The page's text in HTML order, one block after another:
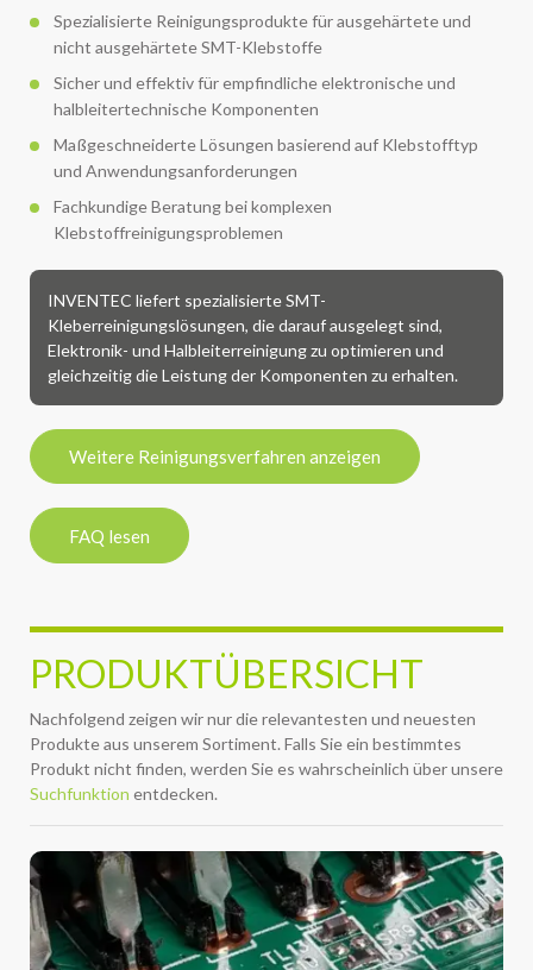
Spezialisierte Reinigungsprodukte für ausgehärtete und
nicht ausgehärtete SMT-Klebstoffe
Sicher und effektiv für empfindliche elektronische und
halbleitertechnische Komponenten
Maßgeschneiderte Lösungen basierend auf Klebstofftyp
und Anwendungsanforderungen
Fachkundige Beratung bei komplexen
Klebstoffreinigungsproblemen
INVENTEC liefert spezialisierte SMT-
Kleberreinigungslösungen, die darauf ausgelegt sind,
Elektronik- und Halbleiterreinigung zu optimieren und
gleichzeitig die Leistung der Komponenten zu erhalten.
Weitere Reinigungsverfahren anzeigen
FAQ lesen
PRODUKTÜBERSICHT
Nachfolgend zeigen wir nur die relevantesten und neuesten
Produkte aus unserem Sortiment. Falls Sie ein bestimmtes
Produkt nicht finden, werden Sie es wahrscheinlich über unsere
Suchfunktion entdecken.